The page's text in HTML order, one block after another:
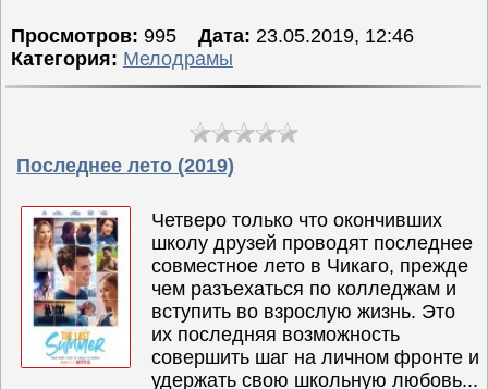
Просмотров: 995 Дата: 23.05.2019, 12:46
Категория: Мелодрамы
Последнее лето (2019)
Четверо только что окончивших
школу друзей проводят последнее
совместное лето в Чикаго, прежде
чем разъехаться по колледжам и
вступить во взрослую жизнь. Это
их последняя возможность
совершить шаг на личном фронте и
удержать свою школьную любовь...